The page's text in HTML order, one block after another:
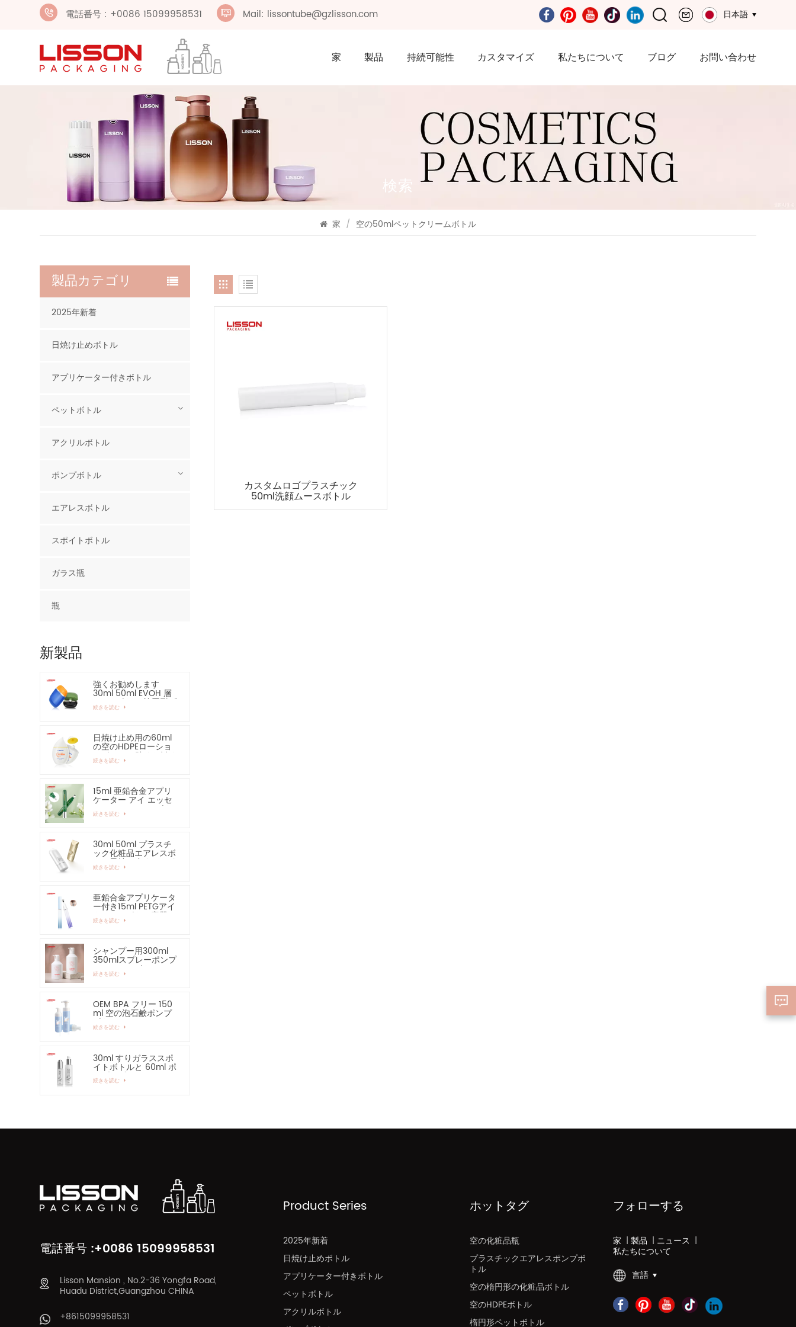
電話番号 : +0086 15099958531 Mail: lissontube@gzlisson.com 日本語
家 製品 持続可能性 カスタマイズ 私たちについて ブログ お問い合わせ
検索
家 / 空の50mlペットクリームボトル
カスタムロゴプラスチック
50ml洗顔ムースボトル
製品カテゴリ
2025年新着
日焼け止めボトル
アプリケーター付きボトル
ペットボトル
アクリルボトル
ポンプボトル
エアレスボトル
スポイトボトル
ガラス瓶
瓶
新製品
強くお勧めします
30ml 50ml EVOH 層
HDPE ボトル 楕円形プ
ラスチックボトル
続きを読む
日焼け止め用の60ml
の空のHDPEローショ
ンボトル - 強くお勧め
します
続きを読む
15ml 亜鉛合金アプリ
ケーター アイ エッセ
ンシャル セラム ボト
ルおよび容器
続きを読む
30ml 50ml プラスチ
ック化粧品エアレスボ
トル日焼け止めハンド
クリームボトル
続きを読む
亜鉛合金アプリケータ
ー付き15ml PETGアイ
クリームボトル容器
続きを読む
シャンプー用300ml
350mlスプレーポンプ
ローションボトル
続きを読む
OEM BPA フリー 150
ml 空の泡石鹸ポンプ
ボトル
続きを読む
30ml すりガラススポ
イトボトルと 60ml ポ
ンプスプレーガラスボ
トル
続きを読む
電話番号 :+0086 15099958531
Lisson Mansion , No.2-36 Yongfa Road,
Huadu District,Guangzhou CHINA
+8615099958531
Product Series
2025年新着
日焼け止めボトル
アプリケーター付きボトル
ペットボトル
アクリルボトル
ホットタグ
空の化粧品瓶
プラスチックエアレスポンプボ
トル
空の楕円形の化粧品ボトル
空のHDPEボトル
楕円形ペットボトル
フォローする
家 | 製品 | ニュース |
私たちについて
言語